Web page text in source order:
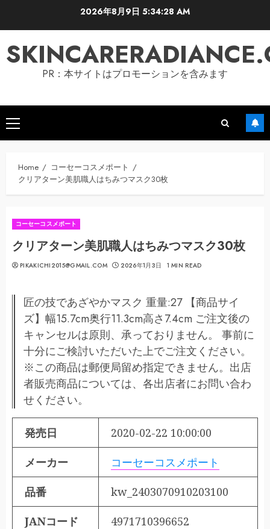
2026年8月9日 5:34:29 AM
PR：本サイトはプロモーションを含みます
Primary
Menu
Home
コーセーコスメポート
クリアターン美肌職人はちみつマスク30枚
コーセーコスメポート
クリアターン美肌職人はちみつマスク30枚
PIKAKICHI2015@GMAIL.COM 2026年1月3日 1 MIN READ
匠の技であざやかマスク 重量:27 【商品サイ
ズ】幅15.7cm奥行11.3cm高さ7.4cm ご注文後の
キャンセルは原則、承っておりません。 事前に
十分にご検討いただいた上でご注文ください。
※この商品は郵便局留め指定できません。出店
者販売商品については、各出店者にお問い合わ
せください。
発売日 2020-02-22 10:00:00
メーカー コーセーコスメポート
品番 kw_2403070910203100
JANコード 4971710396652